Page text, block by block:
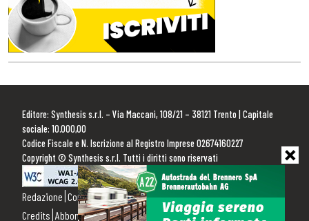
Editore: Synthesis s.r.l. – Via Maccani, 108/21 – 38121 Trento | Capitale
sociale: 10.000,00
Codice Fiscale e N. Iscrizione al Registro Imprese 02674160227
Copyright © Synthesis s.r.l. Tutti i diritti sono riservati
Redazione Contattaci Pubblicità Privacy Policy Cookie Policy
Credits Abbonamenti